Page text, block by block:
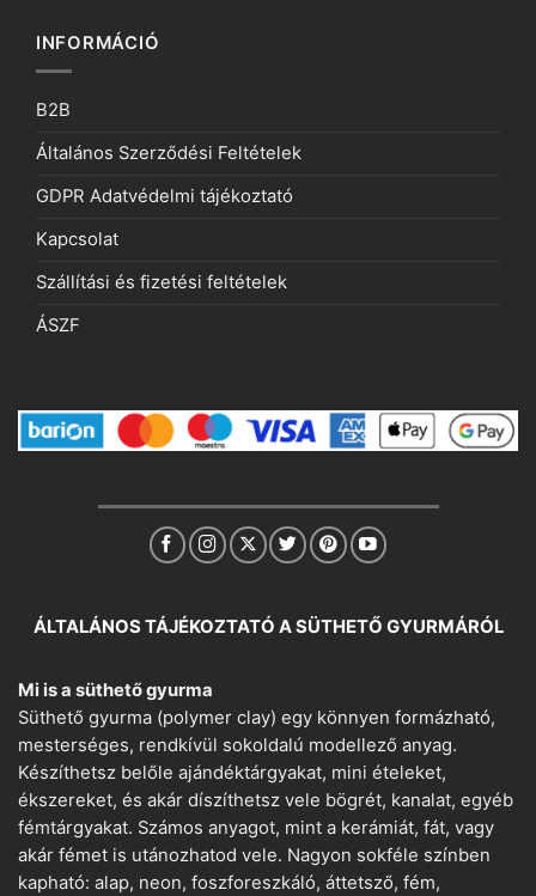
INFORMÁCIÓ
B2B
Általános Szerződési Feltételek
GDPR Adatvédelmi tájékoztató
Kapcsolat
Szállítási és fizetési feltételek
ÁSZF
ÁLTALÁNOS TÁJÉKOZTATÓ A SÜTHETŐ GYURMÁRÓL
Mi is a süthető gyurma
Süthető gyurma (polymer clay) egy könnyen formázható,
mesterséges, rendkívül sokoldalú modellező anyag.
Készíthetsz belőle ajándéktárgyakat, mini ételeket,
ékszereket, és akár díszíthetsz vele bögrét, kanalat, egyéb
fémtárgyakat. Számos anyagot, mint a kerámiát, fát, vagy
akár fémet is utánozhatod vele. Nagyon sokféle színben
kapható: alap, neon, foszforeszkáló, áttetsző, fém,